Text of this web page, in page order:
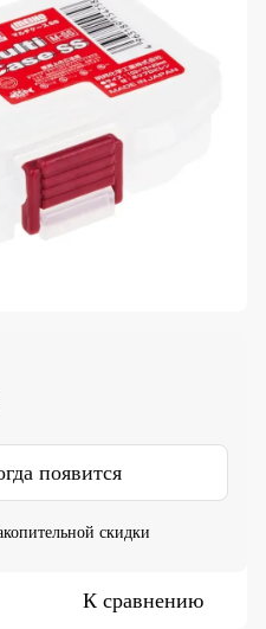
появится
скидки
К сравнению